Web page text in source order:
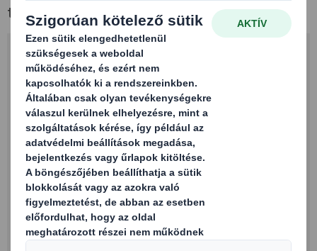
területével szeretné felvenni a kapcsolatot.
SALES OFFICE BUDAPEST
Graphisoft Park Záhony u. 7
1031 BUDAPEST
Hungary
P: +36 1 889 3465
F: +36 1 889 3466
Kapcsolatfelvétel űrlapon keresztül
Töltse ki és küldje el az alábbi űrlapot, és DS Smith egyik
munkatársa hamarosan felveszi Önnel a kapcsolatot.
Köszönjük!